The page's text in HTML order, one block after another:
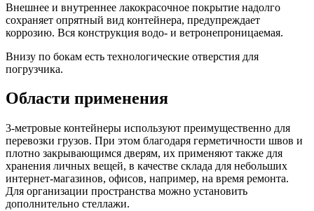
Внешнее и внутреннее лакокрасочное покрытие надолго
сохраняет опрятный вид контейнера, предупреждает
коррозию. Вся конструкция водо- и ветронепроницаемая.
Внизу по бокам есть технологические отверстия для
погрузчика.
Области применения
3-метровые контейнеры используют преимущественно для
перевозки грузов. При этом благодаря герметичности швов и
плотно закрывающимся дверям, их применяют также для
хранения личных вещей, в качестве склада для небольших
интернет-магазинов, офисов, например, на время ремонта.
Для организации пространства можно установить
дополнительно стеллажи.